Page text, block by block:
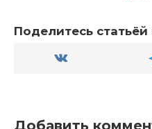
Поделитесь статьёй